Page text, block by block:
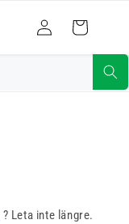
in
Varukorg
? Leta inte längre.